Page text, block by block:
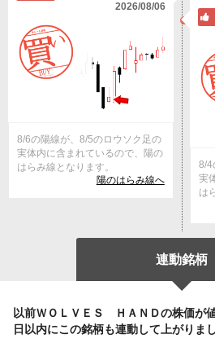
2026/08/06
8/6の陽線が、8/5のロウソク足の
実体内に含まれているので、陽の
はらみ線となります。
陽のはらみ線へ
8/4
実
は
連動銘柄
以前ＷＯＬＶＥＳ ＨＡＮＤの株価が
日以内にこの銘柄も連動して上がりま